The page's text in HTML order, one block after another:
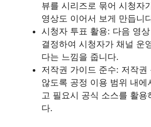
뷰를 시리즈로 묶어 시청자
영상도 이어서 보게 만듭니
시청자 투표 활용: 다음 영
결정하여 시청자가 채널 운
다는 느낌을 줍니다.
저작권 가이드 준수: 저작권
않도록 공정 이용 범위 내에
고 필요시 공식 소스를 활용
다.